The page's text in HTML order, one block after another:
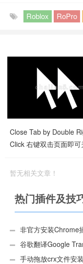
Roblox RoPro
Close Tab by Double
Click 右键双击页面即可
暂无相关文章！
热门插件及技
非官方安装Chrome
谷歌翻译Google
手动拖放crx文件安